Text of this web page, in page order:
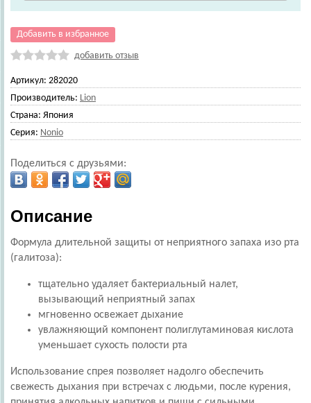
Добавить в избранное
добавить отзыв
Артикул: 282020
Производитель: Lion
Страна: Япония
Серия: Nonio
Поделиться с друзьями:
Описание
Формула длительной защиты от неприятного запаха изо рта
(галитоза):
тщательно удаляет бактериальный налет,
вызывающий неприятный запах
мгновенно освежает дыхание
увлажняющий компонент полиглутаминовая кислота
уменьшает сухость полости рта
Использование спрея позволяет надолго обеспечить
свежесть дыхания при встречах с людьми, после курения,